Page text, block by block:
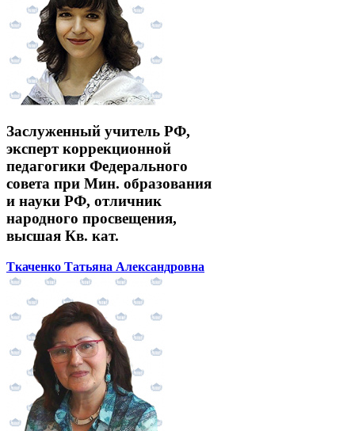
Заслуженный учитель РФ,
эксперт коррекционной
педагогики Федерального
совета при Мин. образования
и науки РФ, отличник
народного просвещения,
высшая Кв. кат.
Ткаченко Татьяна Александровна